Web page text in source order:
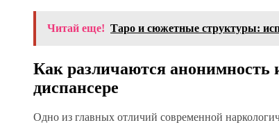
Читай еще! Таро и сюжетные структуры:
Как различаются анонимность
диспансере
Одно из главных отличий современной